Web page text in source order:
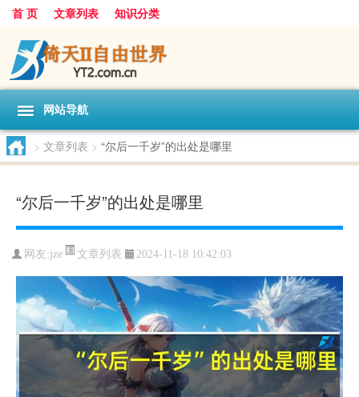
首 页 文章列表 知识分类
网站导航
> 文章列表 > “尔后一千岁”的出处是哪里
“尔后一千岁”的出处是哪里
网友:jze 文章列表 2024-11-18 10:42:03